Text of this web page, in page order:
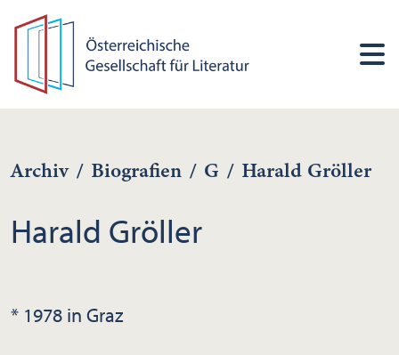
Archiv / Biografien / G / Harald Gröller
Harald Gröller
* 1978 in Graz